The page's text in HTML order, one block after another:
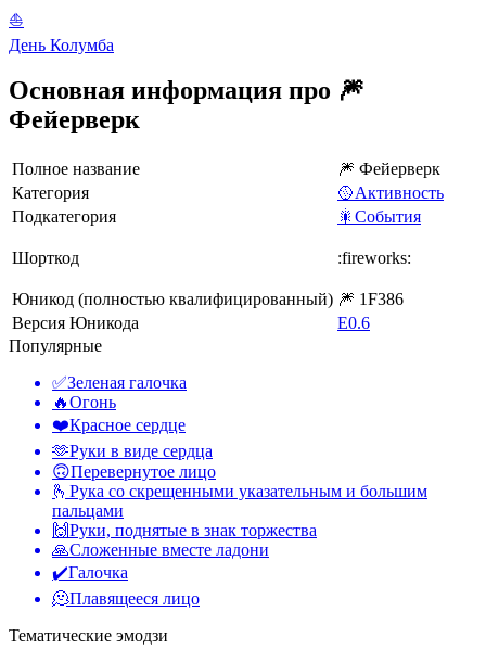
⛵️
День Колумба
Основная информация про 🎆
Фейерверк
Полное название
🎆 Фейерверк
Категория
🥎Активность
Подкатегория
🎇События
Шорткод :fireworks:
Юникод (полностью квалифицированный) 🎆 1F386
Версия Юникода
E0.6
Популярные
✅Зеленая галочка
🔥Огонь
❤️Красное сердце
🫶Руки в виде сердца
🙃Перевернутое лицо
🫰 Рука со скрещенными указательным и большим
пальцами
🙌Руки, поднятые в знак торжества
🙏Сложенные вместе ладони
✔️Галочка
🫠Плавящееся лицо
Тематические эмодзи